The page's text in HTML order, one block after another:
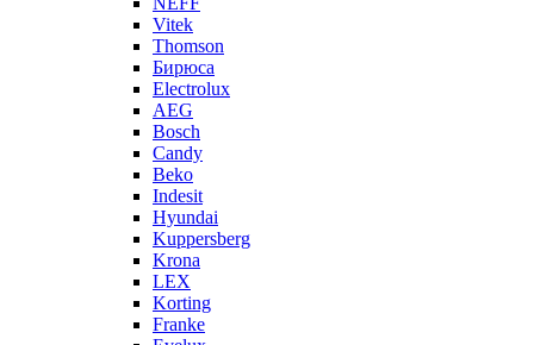
Vitek
Thomson
Бирюса
Electrolux
AEG
Bosch
Candy
Beko
Indesit
Hyundai
Kuppersberg
Krona
LEX
Korting
Franke